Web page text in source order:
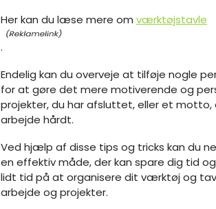
Her kan du læse mere om værktøjstavle
.
Endelig kan du overveje at tilføje nogle
for at gøre det mere motiverende og
projekter, du har afsluttet, eller et
arbejde hårdt.
Ved hjælp af disse tips og tricks kan du
en effektiv måde, der kan spare dig tid
lidt tid på at organisere dit værktøj og
arbejde og projekter.